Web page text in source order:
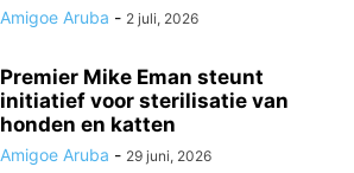
Amigoe Aruba - 2 juli, 2026
Premier Mike Eman steunt
initiatief voor sterilisatie van
honden en katten
Amigoe Aruba - 29 juni, 2026